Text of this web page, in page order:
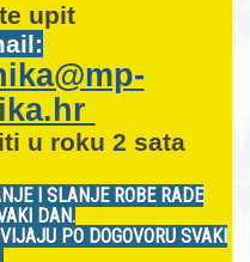
upit
u roku 2 sata
I SLANJE ROBE RADE
DAN.
PO DOGOVORU SVAKI